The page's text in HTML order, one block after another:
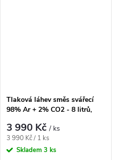
Tlaková láhev směs svářecí
98% Ar + 2% CO2 - 8 litrů,
3 990 Kč/ ks
Měrná cena:
3 990 Kč / 1 ks
Skladem 3 ks